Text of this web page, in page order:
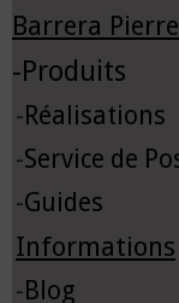
Barrera
-Produits
- Réalisations
-Service de
-Guides
Informations
- Blog